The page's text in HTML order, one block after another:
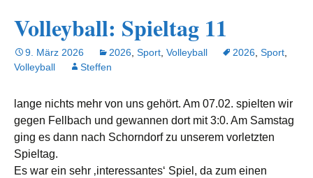
Volleyball: Spieltag 11
9. März 2026 2026 Sport Volleyball 2026 Sport
Volleyball
Steffen
lange nichts mehr von uns gehört. Am 07.02. spielten wir
gegen Fellbach und gewannen dort mit 3:0. Am Samstag
ging es dann nach Schorndorf zu unserem vorletzten
Spieltag.
Es war ein sehr ‚interessantes‘ Spiel, da zum einen